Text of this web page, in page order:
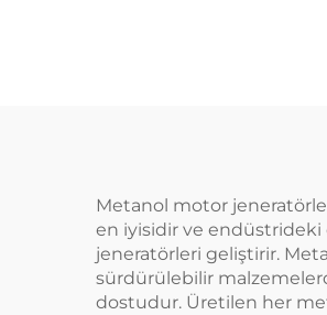
Metanol motor
en iyisidir ve endüstrideki
jeneratörleri geliştirir.
sürdürülebilir
dostudur. Üretilen her